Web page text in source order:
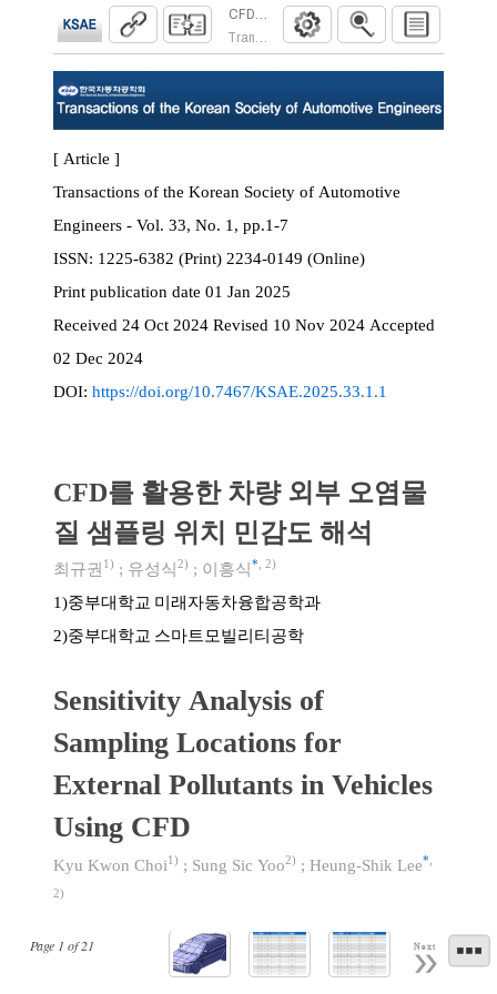
CFD를 활용한 차량 외부 오염물질 샘플링
Transactions of the Korean Society of
Page 1 of21 Next
[ Article ]
Transactions of the Korean Society of Automotive
Engineers - Vol. 33, No. 1, pp.1-7
ISSN:
1225-6382 (Print) 2234-0149 (Online)
Print publication date 01 Jan 2025
Received 24 Oct 2024 Revised 10 Nov 2024 Accepted
02 Dec 2024
DOI: https://doi.org/10.7467/KSAE.2025.33.1.1
CFD를 활용한 차량 외부 오염물
질 샘플링 위치 민감도 해석
최규권 1) ; 유성식2) ; 이흥식* 2)
1)중부대학교 미래자동차융합공학과
2)중부대학교 스마트모빌리티공학
Sensitivity Analysis of
Sampling Locations for
External Pollutants in Vehicles
Using CFD
Kyu Kwon Choi1) ; Sung Sic Yoo2) ; Heung-Shik Lee*,
2)